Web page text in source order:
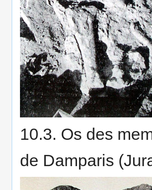
10.3. Os des
de Damparis